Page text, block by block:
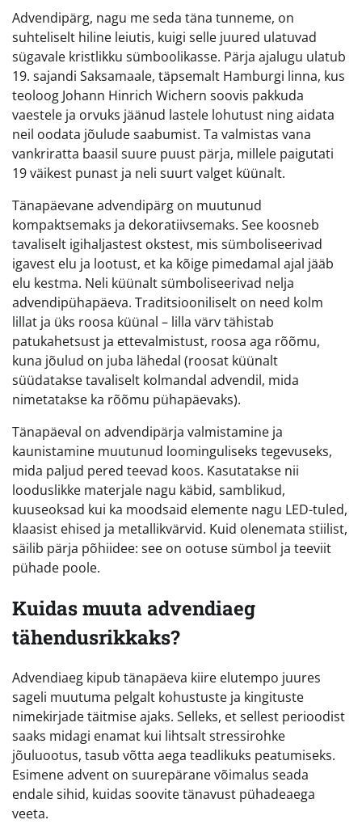
Advendipärg, nagu me seda täna tunneme, on
suhteliselt hiline leiutis, kuigi selle juured ulatuvad
sügavale kristlikku sümboolikasse. Pärja ajalugu ulatub
19. sajandi Saksamaale, täpsemalt Hamburgi linna, kus
teoloog Johann Hinrich Wichern soovis pakkuda
vaestele ja orvuks jäänud lastele lohutust ning aidata
neil oodata jõulude saabumist. Ta valmistas vana
vankriratta baasil suure puust pärja, millele paigutati
19 väikest punast ja neli suurt valget küünalt.
Tänapäevane advendipärg on muutunud
kompaktsemaks ja dekoratiivsemaks. See koosneb
tavaliselt igihaljastest okstest, mis sümboliseerivad
igavest elu ja lootust, et ka kõige pimedamal ajal jääb
elu kestma. Neli küünalt sümboliseerivad nelja
advendipühapäeva. Traditsiooniliselt on need kolm
lillat ja üks roosa küünal – lilla värv tähistab
patukahetsust ja ettevalmistust, roosa aga rõõmu,
kuna jõulud on juba lähedal (roosat küünalt
süüdatakse tavaliselt kolmandal advendil, mida
nimetatakse ka rõõmu pühapäevaks).
Tänapäeval on advendipärja valmistamine ja
kaunistamine muutunud loominguliseks tegevuseks,
mida paljud pered teevad koos. Kasutatakse nii
looduslikke materjale nagu käbid, samblikud,
kuuseoksad kui ka moodsaid elemente nagu LED-tuled,
klaasist ehised ja metallikvärvid. Kuid olenemata stiilist,
säilib pärja põhiidee: see on ootuse sümbol ja teeviit
pühade poole.
Kuidas muuta advendiaeg
tähendusrikkaks?
Advendiaeg kipub tänapäeva kiire elutempo juures
sageli muutuma pelgalt kohustuste ja kingituste
nimekirjade täitmise ajaks. Selleks, et sellest perioodist
saaks midagi enamat kui lihtsalt stressirohke
jõuluootus, tasub võtta aega teadlikuks peatumiseks.
Esimene advent on suurepärane võimalus seada
endale sihid, kuidas soovite tänavust pühadeaega
veeta.